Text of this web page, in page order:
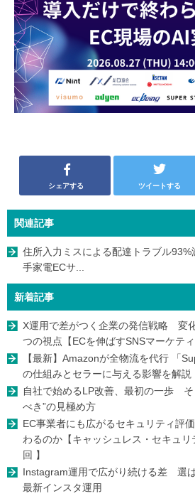
シェアする ツイートする
関連記事
住所入力ミスによる配達トラブル
手家電ECサ...
新着記事
X運用で差がつく企業の発信戦略 変
つの視点【ECを伸ばすSNSマーケテ
【最新】Amazonが全物流を代行 「
の仕組みとセラーに与える影響を解説
自社で始めるLP改善、最初の一歩 そ
べき”の見極め方
EC事業者にも広がるセキュリティ評
わるのか【キャッシュレス・セキュ
回 】
Instagram運用で広がり続ける差 選
最新インスタ運用